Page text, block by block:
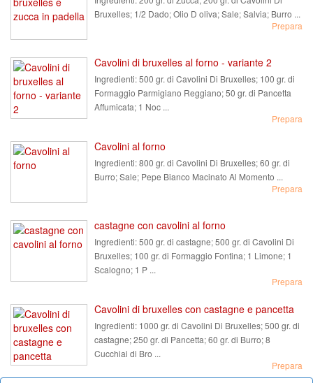
Bruxelles; 1/2 Dado; Olio D oliva; Sale; Salvia; Burro ...
Prepara
Cavolini di bruxelles al forno - variante 2
Ingredienti:500 gr. di Cavolini Di Bruxelles; 100 gr. di
Formaggio Parmigiano Reggiano; 50 gr. di Pancetta
Affumicata; 1 Noc ...
Prepara
Cavolini al forno
Ingredienti:800 gr. di Cavolini Di Bruxelles; 60 gr. di
Burro; Sale; Pepe Bianco Macinato Al Momento ...
Prepara
castagne con cavolini al forno
Ingredienti:500 gr. di castagne; 500 gr. di Cavolini Di
Bruxelles; 100 gr. di Formaggio Fontina; 1 Limone; 1
Scalogno; 1 P ...
Prepara
Cavolini di bruxelles con castagne e pancetta
Ingredienti: 1000 gr. di Cavolini Di Bruxelles; 500 gr. di
castagne; 250 gr. di Pancetta; 60 gr. di Burro; 8
Cucchiai di Bro ...
Prepara